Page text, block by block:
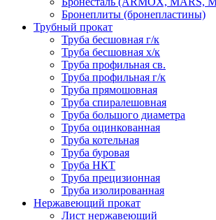
Бронеплиты (бронепластины)
Трубный прокат
Труба бесшовная г/к
Труба бесшовная х/к
Труба профильная св.
Труба профильная г/к
Труба прямошовная
Труба спиралешовная
Труба большого диаметра
Труба оцинкованная
Труба котельная
Труба буровая
Труба НКТ
Труба прецизионная
Труба изолированная
Нержавеющий прокат
Лист нержавеющий